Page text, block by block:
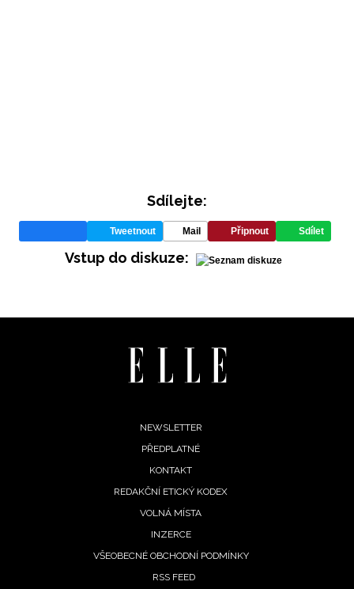
INFORMACE
Sdílejte:
Tweetnout Mail Připnout Sdílet
Vstup do diskuze:
NEWSLETTER
PŘEDPLATNÉ
KONTAKT
REDAKČNÍ ETICKÝ KODEX
VOLNÁ MÍSTA
INZERCE
VŠEOBECNÉ OBCHODNÍ PODMÍNKY
RSS FEED